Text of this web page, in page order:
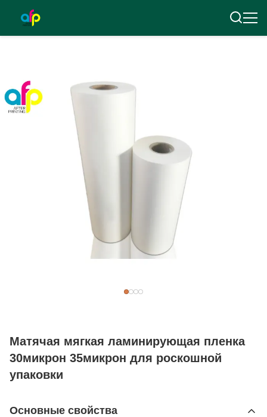
Матячая мягкая ламинирующая пленка
30микрон 35микрон для роскошной
упаковки
Основные свойства